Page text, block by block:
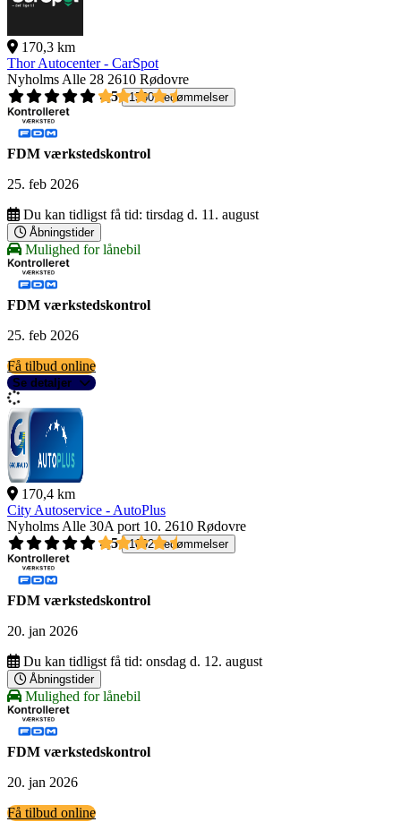
170,3 km
Thor Autocenter - CarSpot
Nyholms Alle 28 2610 Rødovre
4,5
1560 bedømmelser
FDM værkstedskontrol
25. feb 2026
Du kan tidligst få tid: tirsdag d. 11. august
Åbningstider
Mulighed for lånebil
FDM værkstedskontrol
25. feb 2026
Få tilbud online
Se detaljer
170,4 km
City Autoservice - AutoPlus
Nyholms Alle 30A port 10. 2610 Rødovre
4,5
1092 bedømmelser
FDM værkstedskontrol
20. jan 2026
Du kan tidligst få tid: onsdag d. 12. august
Åbningstider
Mulighed for lånebil
FDM værkstedskontrol
20. jan 2026
Få tilbud online